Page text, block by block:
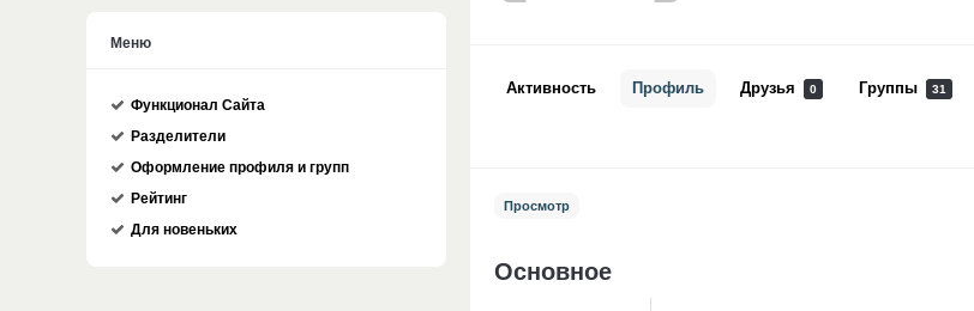
Активность Профиль Друзья 0 Группы 31
Просмотр
Основное
Меню
Функционал Сайта
Разделители
Оформление профиля и групп
Рейтинг
Для новеньких